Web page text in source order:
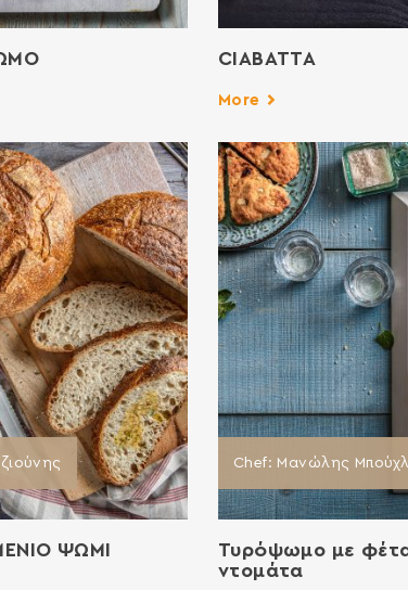
CIABATTA
More
ΨΩΜΙ
Chef: Μανώλης
Τυρόψωμο με
ντομάτα